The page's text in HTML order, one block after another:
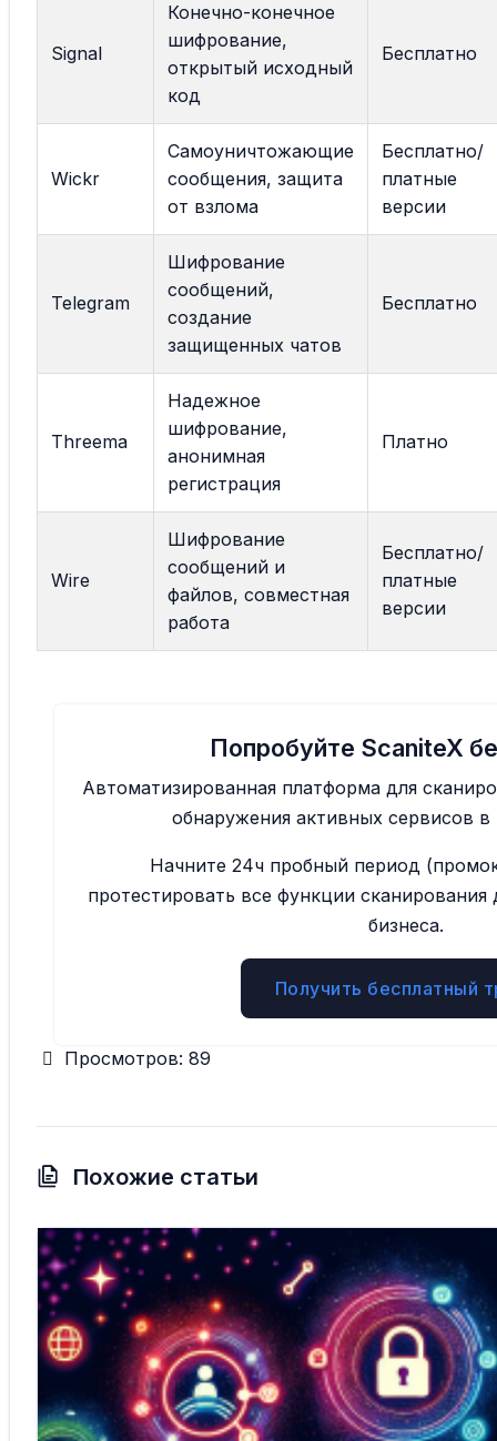
Signal
Конечно-конечное
шифрование,
открытый исходный
код
Бесплатно
Wickr
Самоуничтожающие
сообщения, защита
от взлома
Бесплатно/
платные
версии
Telegram
Шифрование
сообщений,
создание
защищенных чатов
Бесплатно
Threema
Надежное
шифрование,
анонимная
регистрация
Платно
Wire
Шифрование
сообщений и
файлов, совместная
работа
Бесплатно/
платные
версии
Попробуйте ScaniteX
Автоматизированная платформа для
обнаружения активных сервисов
Начните 24ч пробный период
протестировать все функции сканирования
бизнеса.
Получить бесплатный
Просмотров: 89
Похожие статьи